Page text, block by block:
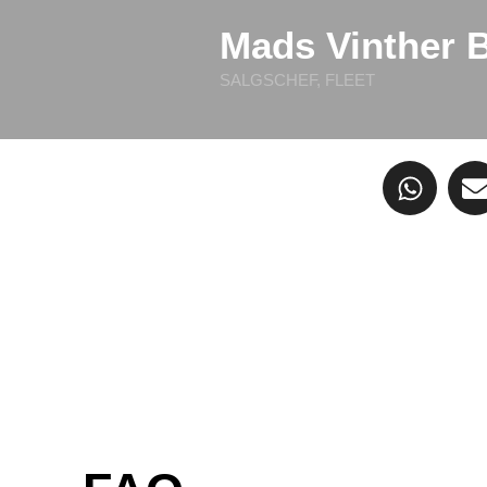
Mads Vinther
SALGSCHEF, FLEET